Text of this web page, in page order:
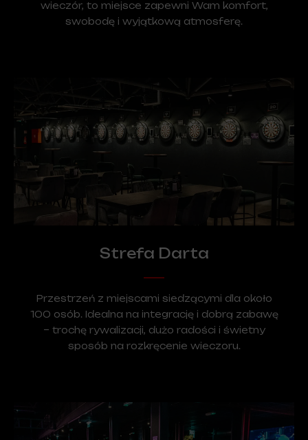
wieczór, to miejsce zapewni Wam komfort,
swobodę i wyjątkową atmosferę.
Strefa Darta
Przestrzeń z miejscami siedzącymi dla około
100 osób. Idealna na integrację i dobrą zabawę
– trochę rywalizacji, dużo radości i świetny
sposób na rozkręcenie wieczoru.